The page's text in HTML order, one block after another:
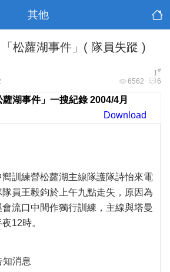
其他
松蘿湖事件」( 隊員失蹤 )
1#
6562 6
湖事件」一搜紀錄 2004/4月
Download
訓練營松蘿湖主線隊護隊詩怡來電
員王毅鈞於上午九點走失，原因為
流口中間作獨行訓練，主線與塔曼
12時。
知消息